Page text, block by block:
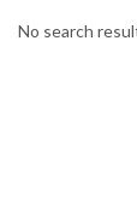
No search